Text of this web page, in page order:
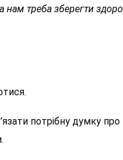
треба зберегти
потрібну думку про